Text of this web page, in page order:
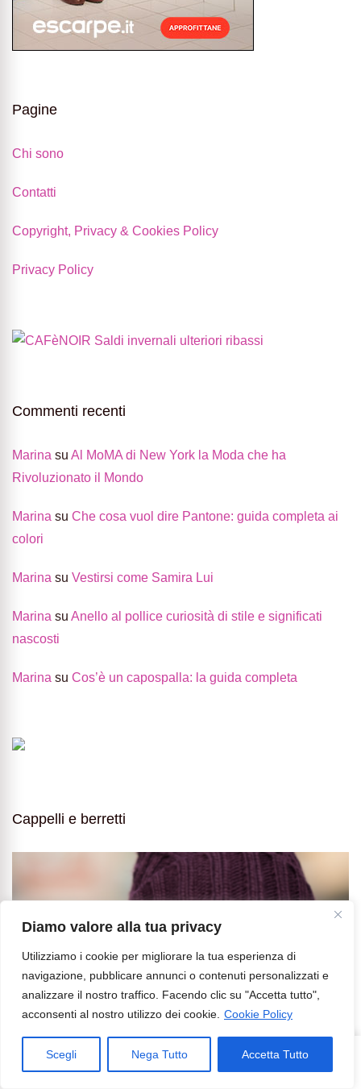
Diamo valore alla tua privacy
Utilizziamo i cookie per migliorare la tua esperienza di
navigazione, pubblicare annunci o contenuti personalizzati e
analizzare il nostro traffico. Facendo clic su "Accetta tutto",
acconsenti al nostro utilizzo dei cookie. Cookie Policy
Scegli Nega Tutto
Accetta Tutto
Share
Leave a Commenton
Pagine
Chi sono
Contatti
Copyright, Privacy & Cookies Policy
Privacy Policy
Commenti recenti
Marina su Al MoMA di New York la Moda che ha
Rivoluzionato il Mondo
Marina su Che cosa vuol dire Pantone: guida completa ai
colori
Marina su Vestirsi come Samira Lui
Marina su Anello al pollice curiosità di stile e significati
nascosti
Marina su Cos’è un capospalla: la guida completa
Cappelli e berretti